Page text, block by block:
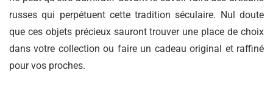
russes qui perpétuent cette tradition séculaire. Nul doute
que ces objets précieux sauront trouver une place de choix
dans votre collection ou faire un cadeau original et raffiné
pour vos proches.